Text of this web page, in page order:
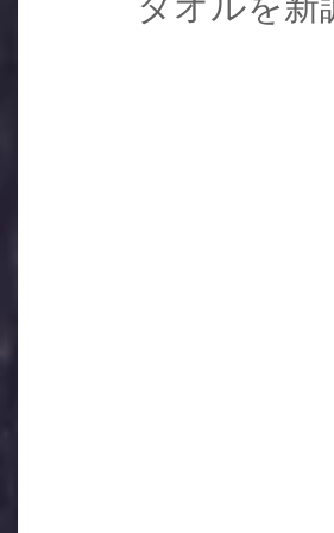
タオルを新